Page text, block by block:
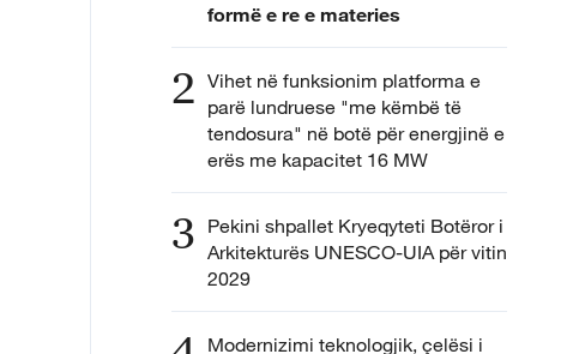
formë e re e materies
2 Vihet në funksionim platforma e
parë lundruese "me këmbë të
tendosura" në botë për energjinë e
erës me kapacitet 16 MW
3 Pekini shpallet Kryeqyteti Botëror i
Arkitekturës UNESCO-UIA për vitin
2029
Modernizimi teknologjik, çelësi i